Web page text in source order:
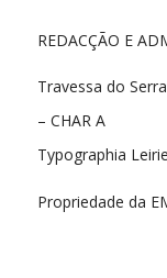
REDACÇÃO E
Travessa do
– CHAR A
Typographia
Propriedade da